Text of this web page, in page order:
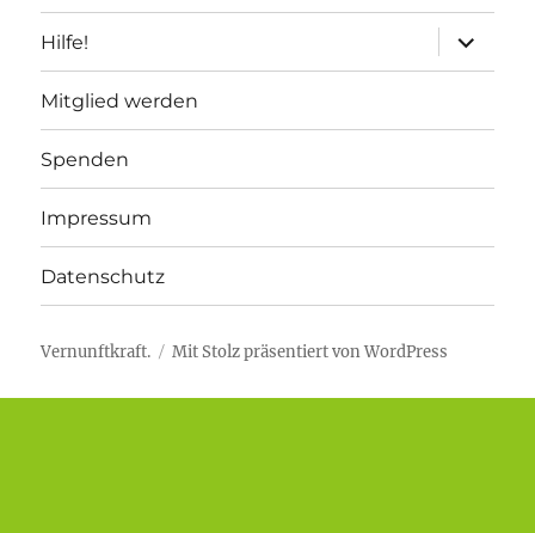
Hilfe!
anzeigen
Mitglied werden
Spenden
Impressum
Datenschutz
Vernunftkraft. Mit Stolz präsentiert von WordPress